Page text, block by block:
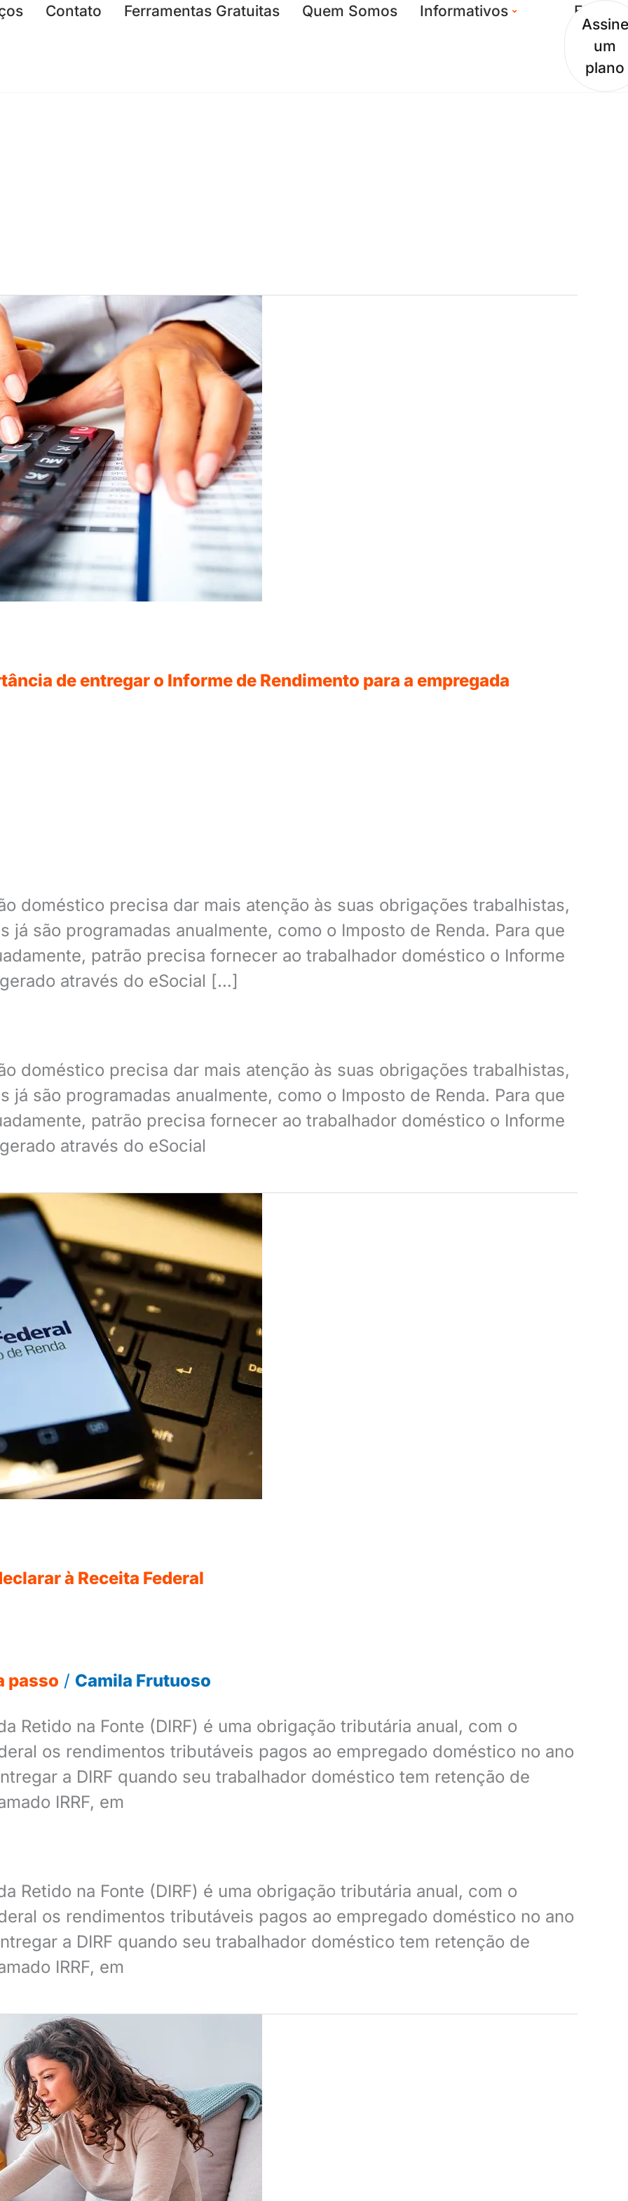
Contato Ferramentas Gratuitas Quem Somos Informativos Entrar
Assine
um
plano
de entregar o Informe de Rendimento para a empregada
doméstico precisa dar mais atenção às suas obrigações trabalhistas,
já são programadas anualmente, como o Imposto de Renda. Para que
patrão precisa fornecer ao trabalhador doméstico o Informe
através do eSocial […]
doméstico precisa dar mais atenção às suas obrigações trabalhistas,
já são programadas anualmente, como o Imposto de Renda. Para que
patrão precisa fornecer ao trabalhador doméstico o Informe
através do eSocial
à Receita Federal
passo / Camila Frutuoso
Retido na Fonte (DIRF) é uma obrigação tributária anual, com o
os rendimentos tributáveis pagos ao empregado doméstico no ano
a DIRF quando seu trabalhador doméstico tem retenção de
IRRF, em
Retido na Fonte (DIRF) é uma obrigação tributária anual, com o
os rendimentos tributáveis pagos ao empregado doméstico no ano
a DIRF quando seu trabalhador doméstico tem retenção de
IRRF, em